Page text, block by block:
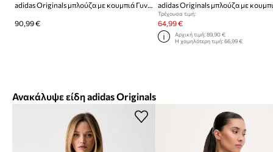
adidas Originals μπλούζα με κουμπιά Γυναικεία Lace Injection
90,99 €
Τρέχουσα τιμή:
64,99 €
Αρχική τιμή: 89,90 €
Η χαμηλότερη τιμή: 66,99 €
Ανακάλυψε είδη adidas Originals